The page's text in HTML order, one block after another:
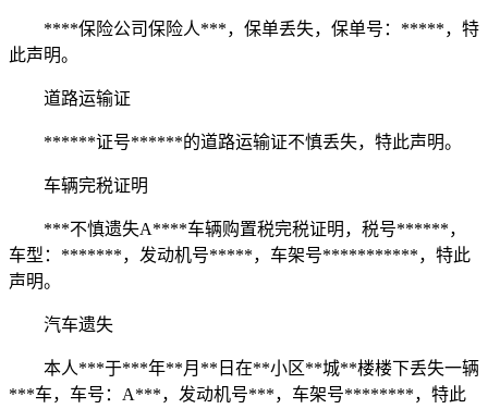
****保险公司保险人***，保单丢失，保单号：*****，特
此声明。
道路运输证
******证号******的道路运输证不慎丢失，特此声明。
车辆完税证明
***不慎遗失A****车辆购置税完税证明，税号******，
车型：*******，发动机号*****，车架号***********，特此
声明。
汽车遗失
本人***于***年**月**日在**小区**城**楼楼下丢失一辆
***车，车号：A***，发动机号***，车架号********，特此